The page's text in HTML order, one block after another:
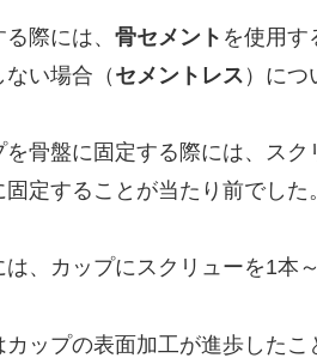
際には、 骨セメント を使用す
ない場合（ セメントレス ）につ
を骨盤に固定する際には、ス
定することが当たり前でした。
、カップにスクリューを1本
カップの表面加工が進歩した